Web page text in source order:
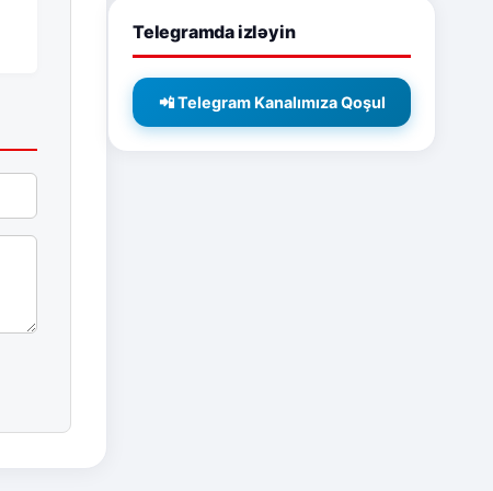
Telegramda izləyin
📲 Telegram Kanalımıza Qoşul